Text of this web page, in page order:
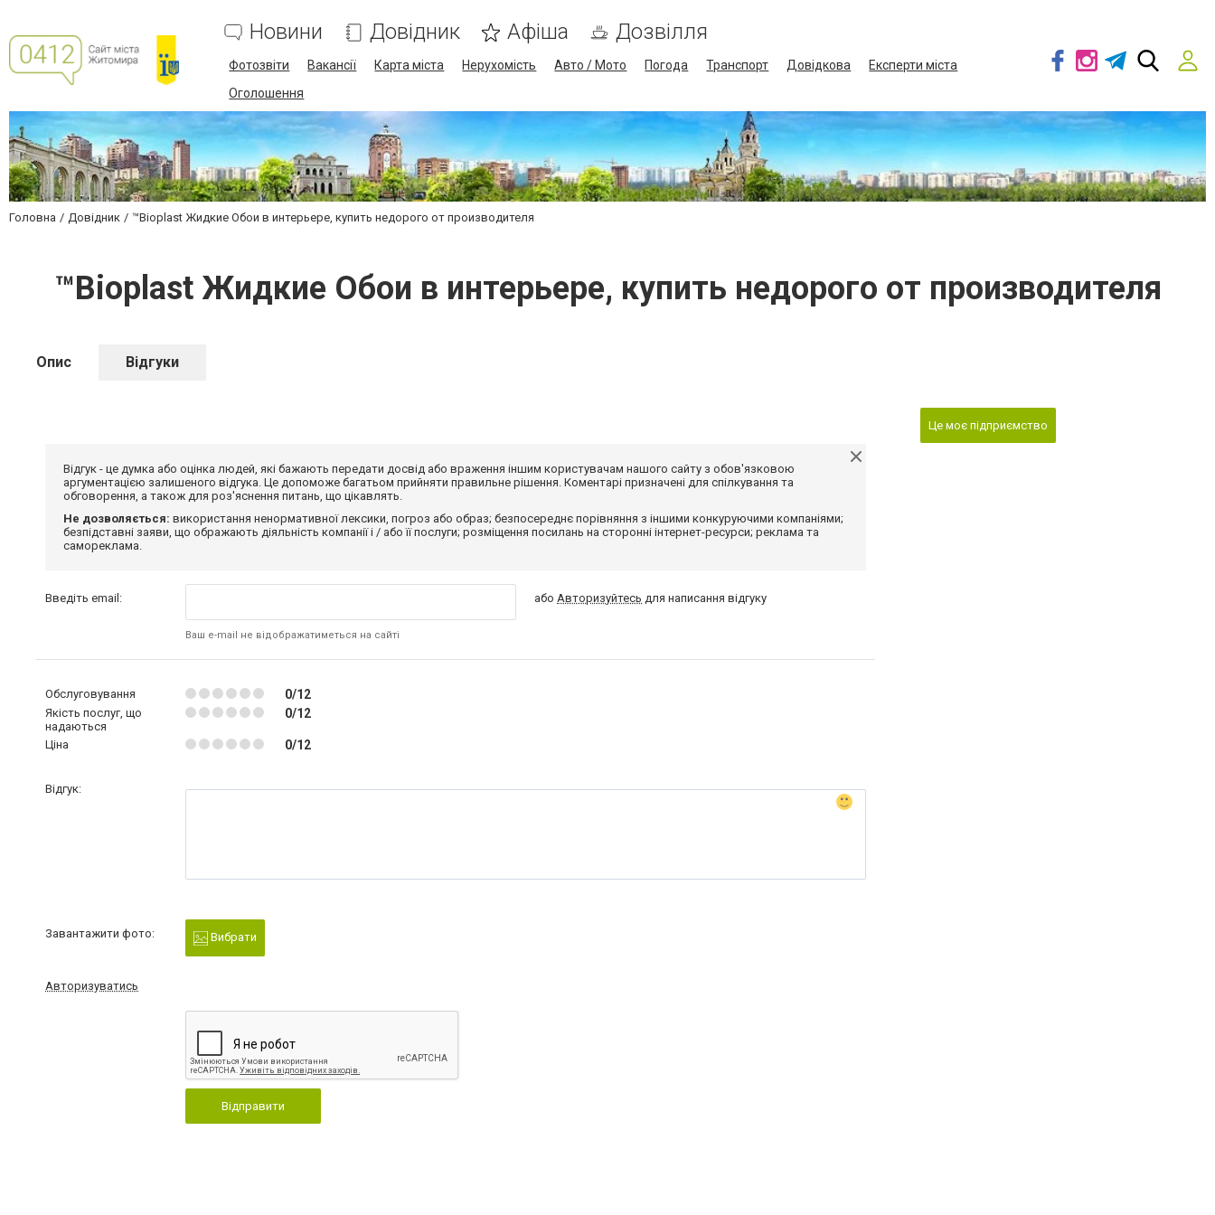
Новини Довідник Афіша Дозвілля
Фотозвіти Вакансії Карта міста Нерухомість Авто / Мото Погода Транспорт Довідкова
Експерти міста
Оголошення
Головна Довідник ™Bioplast Жидкие Обои в интерьере, купить недорого от производителя
™Bioplast Жидкие Обои в интерьере, купить недорого от производителя
Опис Відгуки
Відгук - це думка або оцінка людей, які бажають передати досвід або враження іншим користувачам нашого сайту з обов'язковою
аргументацією залишеного відгука. Це допоможе багатьом прийняти правильне рішення. Коментарі призначені для спілкування та
обговорення, а також для роз'яснення питань, що цікавлять.
Не дозволяється: використання ненормативної лексики, погроз або образ; безпосереднє порівняння з іншими конкуруючими компаніями;
безпідставні заяви, що ображають діяльність компанії і / або її послуги; розміщення посилань на сторонні інтернет-ресурси; реклама та
самореклама.
Введіть email:
Ваш e-mail не відображатиметься на сайті
абоАвторизуйтесь для написання відгуку
Обслуговування 0/12
Якість послуг, що
надаються
0/12
Ціна 0/12
Відгук:
Завантажити фото: Вибрати
Авторизуватись
Відправити
Це моє підприємство